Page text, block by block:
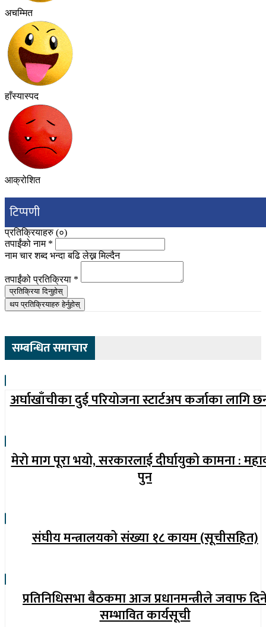
अचम्मित
हाँस्यास्पद
आक्रोशित
टिप्पणी
प्रतिक्रियाहरु (०)
तपाईंको नाम *
नाम चार शब्द भन्दा बढि लेख्न मिल्दैन
तपाईंको प्रतिक्रिया *
प्रतिक्रिया दिनुहोस्
थप प्रतिक्रियाहरु हेर्नुहोस्
सम्बन्धित समाचार
अर्घाखाँचीका दुई परियोजना स्टार्टअप कर्जाका लागि
मेरो माग पूरा भयो, सरकारलाई दीर्घायुको कामना :
पुन
संघीय मन्त्रालयको संख्या १८ कायम (सूचीसहित)
प्रतिनिधिसभा बैठकमा आज प्रधानमन्त्रीले जवाफ
सम्भावित कार्यसूची